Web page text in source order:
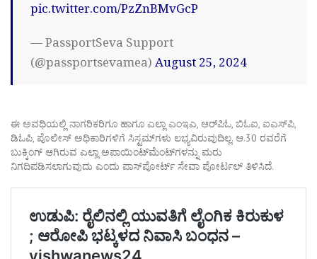
pic.twitter.com/PzZnBMvGcP
— PassportSeva Support
(@passportsevamea) August 25, 2024
ಈ ಅವಧಿಯಲ್ಲಿ ನಾಗರಿಕರಿಗೂ ಹಾಗೂ ಎಲ್ಲಾ ಎಂಇಎ, ಆರ್‌ಪಿಓ, ಬಿಓಐ, ಐಎಸ್‌ಪಿ,
ಡಿಓಪಿ, ಪೊಲೀಸ್ ಅಧಿಕಾರಿಗಳಿಗೆ ಸಿಸ್ಟಮ್‌ಗಳು ಲಭ್ಯವಿರುವುದಿಲ್ಲ. ಆ.30 ರವರೆಗೆ
ಬುಕ್ಕಿಂಗ್ ಆಗಿರುವ ಎಲ್ಲಾ ಅಪಾಯಿಂಟ್‌ಮೆಂಟ್‌ಗಳನ್ನು ಮರು
ನಿಗದಿಪಡಿಸಲಾಗುವುದು ಎಂದು ಪಾಸ್‌ಪೋರ್ಟ್ ಸೇವಾ ಪೋರ್ಟಲ್ ತಿಳಿಸಿದೆ.